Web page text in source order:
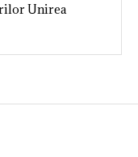
Unirea